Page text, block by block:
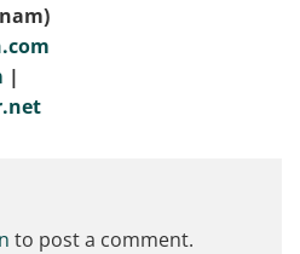
|
to post a comment.